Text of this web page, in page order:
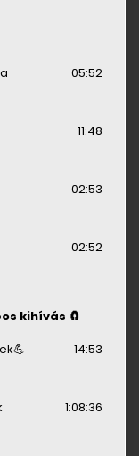
05:52
11:48
02:53
02:52
kihívás 🧲
14:53
1:08:36